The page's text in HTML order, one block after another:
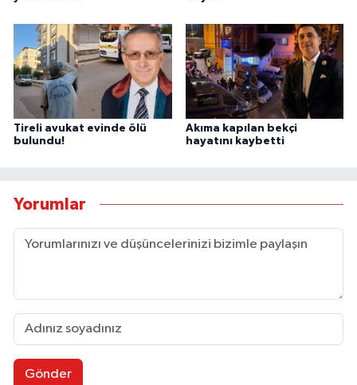
Tireli avukat evinde ölü
bulundu!
Akıma kapılan bekçi
hayatını kaybetti
Yorumlar
Gönder